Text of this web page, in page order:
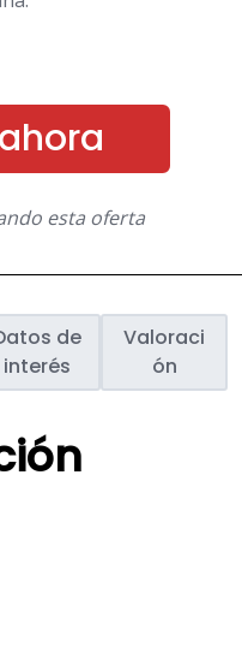
esta oferta
de
interés
Valoraci
ón